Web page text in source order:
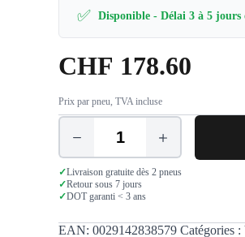
✅ Disponible - Délai 3 à 5 jours
CHF 178.60
Prix par pneu, TVA incluse
quantité
de
Cooper
Zeon
4XS
265/45
✓Livraison gratuite dès 2 pneus
✓Retour sous 7 jours
✓DOT garanti < 3 ans
EAN: 0029142838579 Catégories :